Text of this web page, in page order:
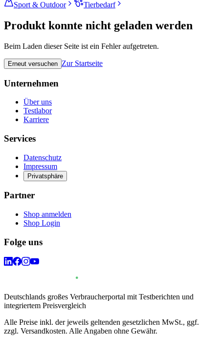
Sport & Outdoor
Tierbedarf
Produkt konnte nicht geladen werden
Beim Laden dieser Seite ist ein Fehler aufgetreten.
Erneut versuchen Zur Startseite
Unternehmen
Über uns
Testlabor
Karriere
Services
Datenschutz
Impressum
Privatsphäre
Partner
Shop anmelden
Shop Login
Folge uns
Deutschlands großes Verbraucherportal mit Testberichten und
integriertem Preisvergleich
Alle Preise inkl. der jeweils geltenden gesetzlichen MwSt., ggf.
zzgl. Versandkosten. Alle Angaben ohne Gewähr.